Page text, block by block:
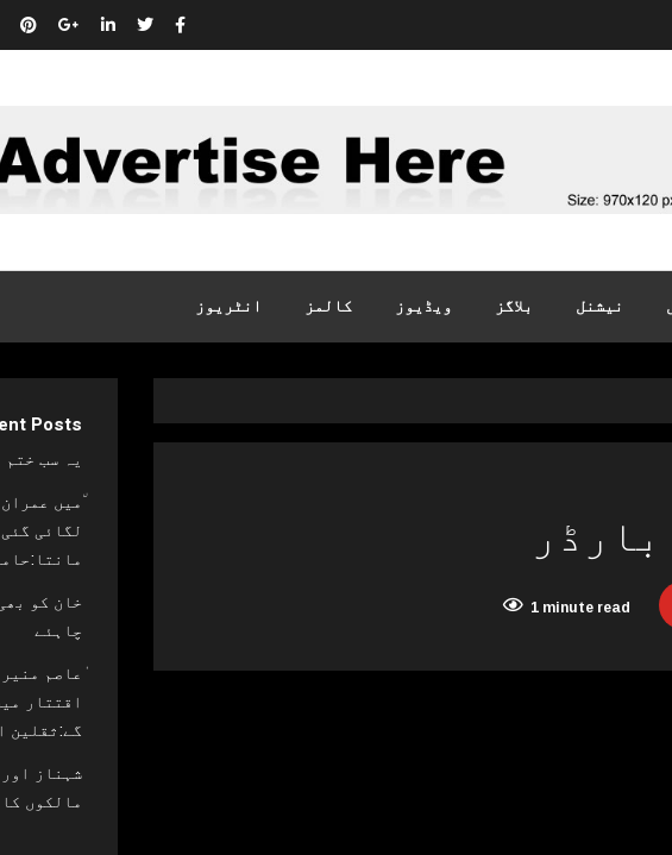
نیشنل بلاگز ویڈیوز کالمز انٹریوز
1 minute read
Posts
یہ سب ختم
٘میں
لگائی
خان کو بھی
چاہئے​
ٰعاصم
اقتتار
گے:ثقلین
شہناز
مالکوں